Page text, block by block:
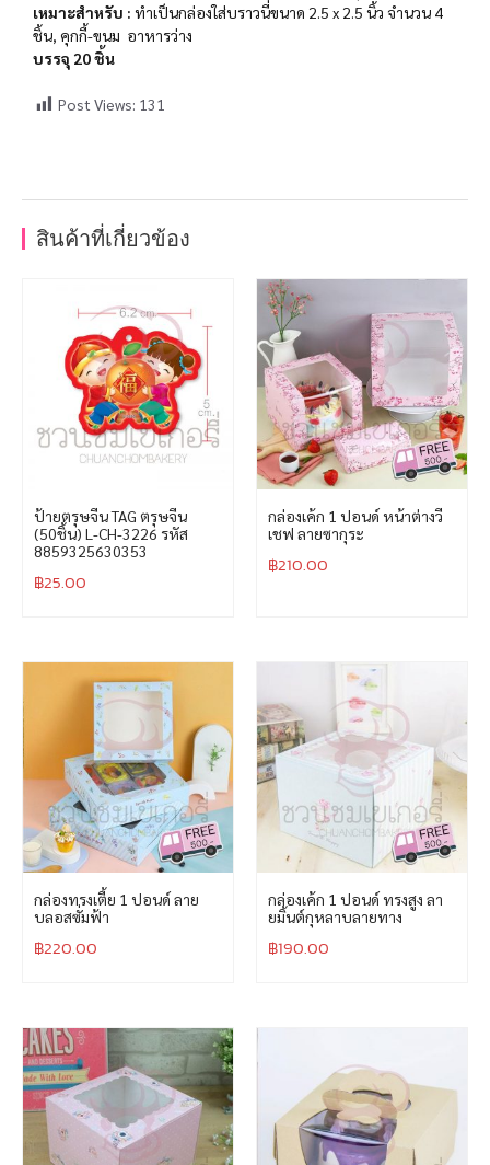
เหมาะสำหรับ : ทำเป็นกล่องใส่บราวนี่ขนาด 2.5 x 2.5 นิ้ว จำนวน 4
ชิ้น, คุกกี้-ขนม อาหารว่าง
บรรจุ 20 ชิ้น
Post Views: 131
สินค้าที่เกี่ยวข้อง
ป้ายตรุษจีน TAG ตรุษจีน
(50ชิ้น) L-CH-3226 รหัส
8859325630353
฿25.00
กล่องเค้ก 1 ปอนด์ หน้าต่างวี
เชฟ ลายซากุระ
฿210.00
กล่องทรงเตี้ย 1 ปอนด์ ลาย
บลอสซั่มฟ้า
฿220.00
กล่องเค้ก 1 ปอนด์ ทรงสูง ลา
ยมิ้นต์กุหลาบลายทาง
฿190.00